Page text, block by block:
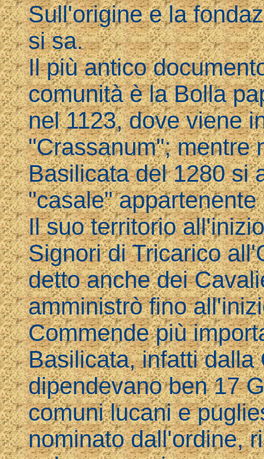
Sull'origine e la
si sa.
Il più antico
comunità è la Bolla
nel 1123, dove viene
"Crassanum"; mentre
Basilicata del 1280 si
"casale" appartenente
Il suo territorio
Signori di Tricarico
detto anche dei
amministrò fino
Commende più
Basilicata, infatti dalla
dipendevano ben 17
comuni lucani e
nominato dall'ordine,